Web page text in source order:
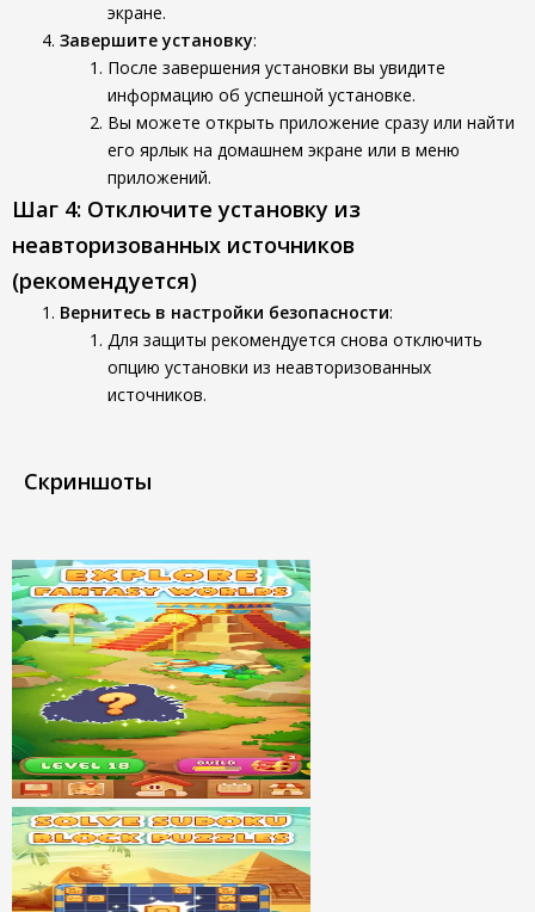
экране.
Завершите установку:
После завершения установки вы увидите
информацию об успешной установке.
Вы можете открыть приложение сразу или найти
его ярлык на домашнем экране или в меню
приложений.
Шаг 4: Отключите установку из
неавторизованных источников
(рекомендуется)
Вернитесь в настройки безопасности:
Для защиты рекомендуется снова отключить
опцию установки из неавторизованных
источников.
Скриншоты